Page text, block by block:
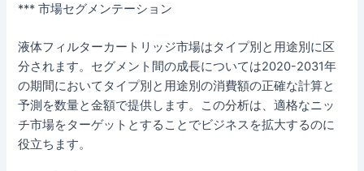
*** 市場セグメンテーション
液体フィルターカートリッジ市場はタイプ別と用途別に区
分されます。セグメント間の成長については2020-2031年
の期間においてタイプ別と用途別の消費額の正確な計算と
予測を数量と金額で提供します。この分析は、適格なニッ
チ市場をターゲットとすることでビジネスを拡大するのに
役立ちます。